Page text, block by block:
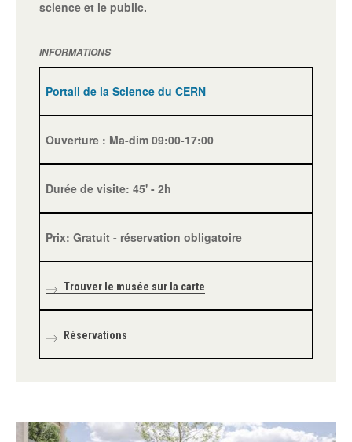
science et le public.
INFORMATIONS
Portail de la Science du CERN
Ouverture : Ma-dim 09:00-17:00
Durée de visite: 45' - 2h
Prix: Gratuit - réservation obligatoire
Trouver le musée sur la carte
Réservations